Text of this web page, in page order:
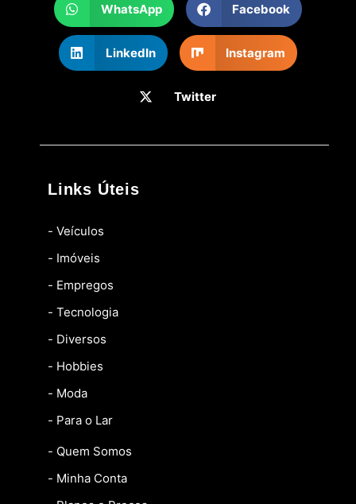
WhatsApp Facebook
LinkedIn Instagram
Twitter
Links Úteis
- Veículos
- Imóveis
- Empregos
- Tecnologia
- Diversos
- Hobbies
- Moda
- Para o Lar
- Quem Somos
- Minha Conta